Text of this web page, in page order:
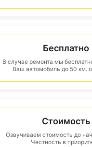
Бесплатно
В случае ремонта мы
Ваш автомобиль до 50 км.
Стоимость
Озвучиваем стоимость до
Честность в